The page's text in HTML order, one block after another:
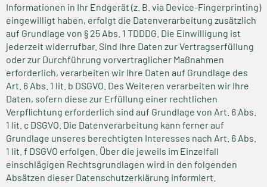
Informationen in Ihr Endgerät (z. B. via Device-Fingerprinting)
eingewilligt haben, erfolgt die Datenverarbeitung zusätzlich
auf Grundlage von § 25 Abs. 1 TDDDG. Die Einwilligung ist
jederzeit widerrufbar. Sind Ihre Daten zur Vertragserfüllung
oder zur Durchführung vorvertraglicher Maßnahmen
erforderlich, verarbeiten wir Ihre Daten auf Grundlage des
Art. 6 Abs. 1 lit. b DSGVO. Des Weiteren verarbeiten wir Ihre
Daten, sofern diese zur Erfüllung einer rechtlichen
Verpflichtung erforderlich sind auf Grundlage von Art. 6 Abs.
1 lit. c DSGVO. Die Datenverarbeitung kann ferner auf
Grundlage unseres berechtigten Interesses nach Art. 6 Abs.
1 lit. f DSGVO erfolgen. Über die jeweils im Einzelfall
einschlägigen Rechtsgrundlagen wird in den folgenden
Absätzen dieser Datenschutzerklärung informiert.